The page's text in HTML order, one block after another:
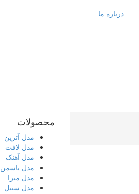
درباره ما
محصولات
مدل آترین
مدل لافت
مدل آهنک
مدل یاسمن
مدل میرا
مدل سنبل